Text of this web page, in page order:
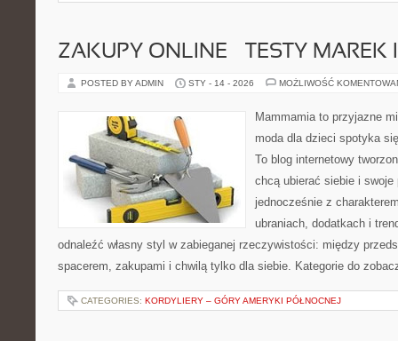
ZAKUPY ONLINE – TESTY MAREK
POSTED BY ADMIN STY - 14 - 2026 MOŻLIWOŚĆ
Mammamia to przyjazne
moda dla dzieci spotyka
To blog internetowy
chcą ubierać siebie i
jednocześnie z
ubraniach, dodatkach i
odnaleźć własny styl w zabieganej rzeczywistości: między
spacerem, zakupami i chwilą tylko dla siebie. Kategorie do
CATEGORIES: KORDYLIERY – GÓRY AMERYKI PÓŁNOCNEJ